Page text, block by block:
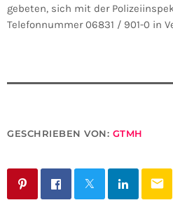
gebeten, sich mit der
Telefonnummer 06831 / 901-0 in
GESCHRIEBEN VON: GTMH
email